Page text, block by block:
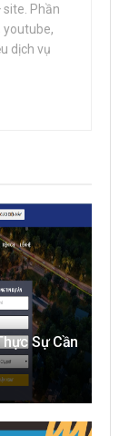
site. Phần
youtube,
dịch vụ
Sự Cần